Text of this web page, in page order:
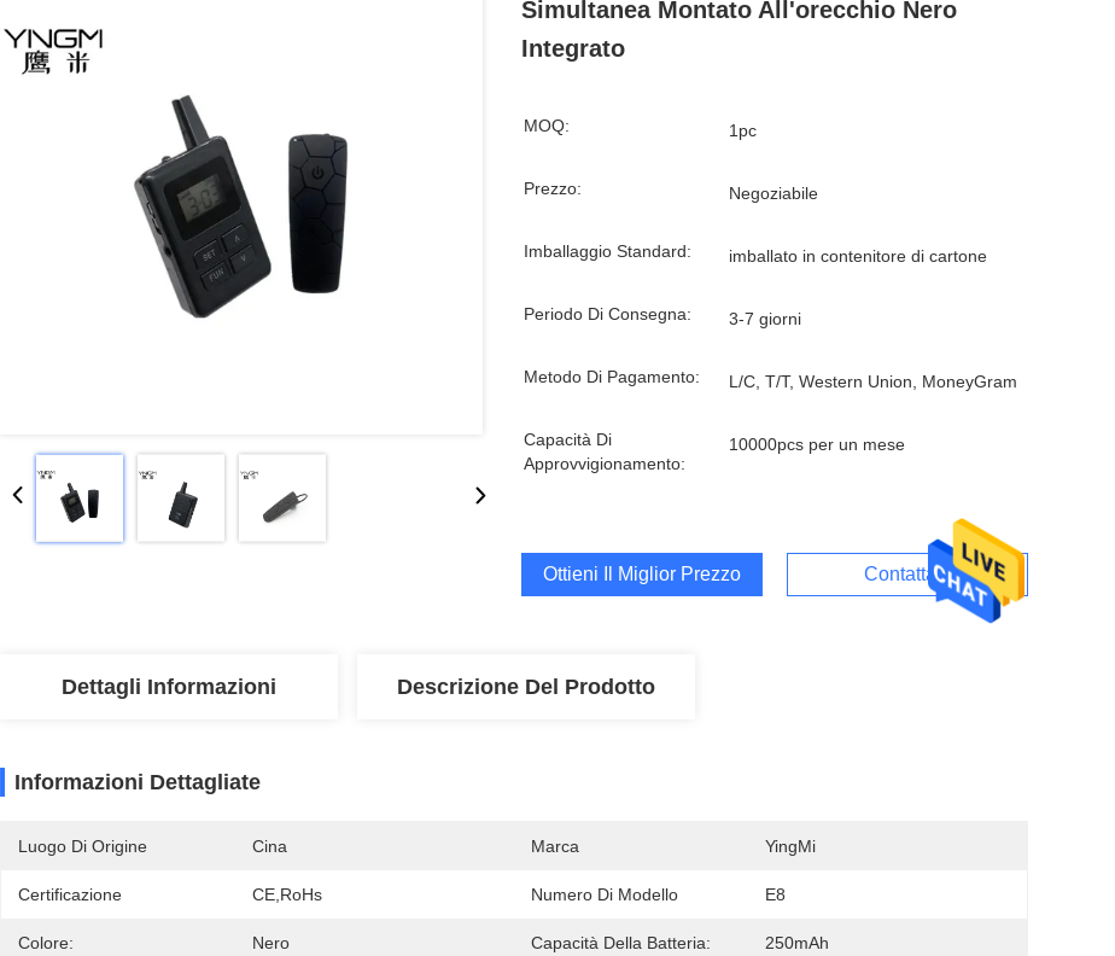
Simultanea Montato All'orecchio Nero
Integrato
MOQ: 1pc
Prezzo: Negoziabile
Imballaggio Standard: imballato in contenitore di cartone
Periodo Di Consegna: 3-7 giorni
Metodo Di Pagamento: L/C, T/T, Western Union, MoneyGram
Capacità Di
Approvvigionamento:
10000pcs per un mese
Ottieni Il Miglior Prezzo Contattaci
Dettagli Informazioni Descrizione Del Prodotto
Informazioni Dettagliate
Luogo Di Origine Cina Marca YingMi
Certificazione CE,RoHs Numero Di Modello E8
Colore: Nero Capacità Della Batteria: 250mAh